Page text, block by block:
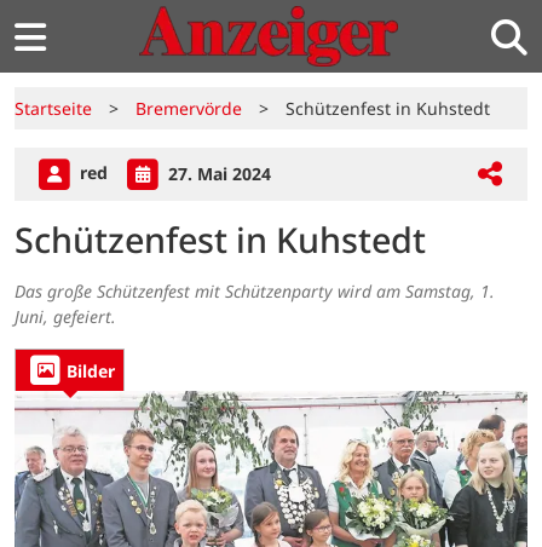
Startseite > Bremervörde > Schützenfest in Kuhstedt
red 27. Mai 2024
Schützenfest in Kuhstedt
Das große Schützenfest mit Schützenparty wird am Samstag, 1.
Juni, gefeiert.
Bilder